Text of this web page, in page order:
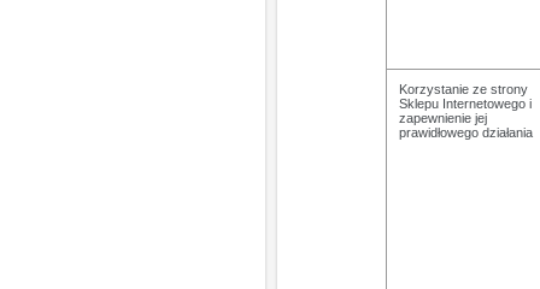
Korzystanie ze strony
Sklepu Internetowego i
zapewnienie jej
prawidłowego działania